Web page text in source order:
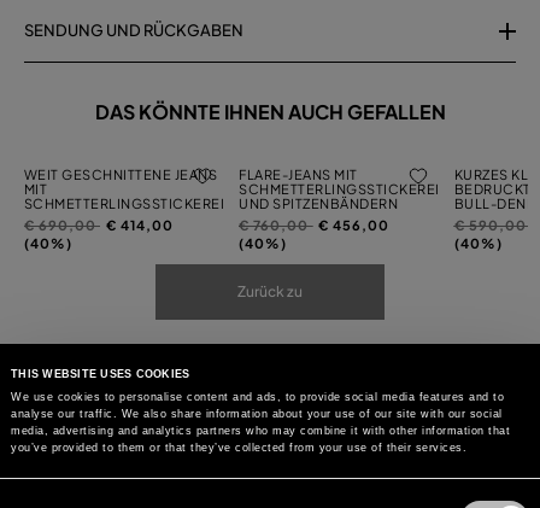
THIS WEBSITE USES COOKIES
We use cookies to personalise content and ads, to provide social media features and to
analyse our traffic. We also share information about your use of our site with our social
media, advertising and analytics partners who may combine it with other information that
you’ve provided to them or that they’ve collected from your use of their services.
SENDUNG UND RÜCKGABEN
DAS KÖNNTE IHNEN AUCH GEFALLEN
WEIT GESCHNITTENE JEANS
MIT
SCHMETTERLINGSSTICKEREI
Preis
reduziert
€ 690,00auf
€ 414,00
(40%)
FLARE-JEANS MIT
SCHMETTERLINGSSTICKEREI
UND SPITZENBÄNDERN
Preis
reduziert
€ 760,00auf
€ 456,00
(40%)
KURZES
BULL-
Preis
reduziert
€ 590,00
(40%)
Zurück zu